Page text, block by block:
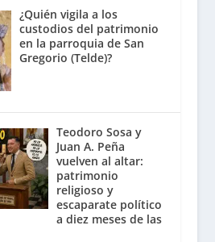
¿Quién vigila a los
custodios del patrimonio
en la parroquia de San
Gregorio (Telde)?
Teodoro Sosa y
Juan A. Peña
vuelven al altar:
patrimonio
religioso y
escaparate político
a diez meses de las